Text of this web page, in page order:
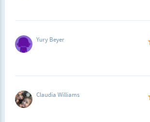
Yury Beyer
Claudia Williams